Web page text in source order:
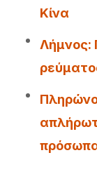
Κίνα
Λήμνος: